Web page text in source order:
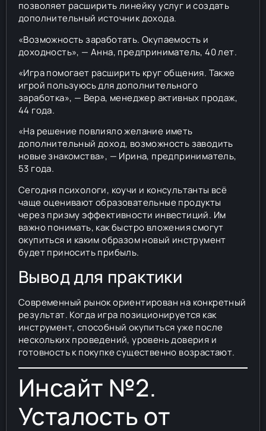
позволяет расширить линейку услуг и создать
дополнительный источник дохода.
«Возможность заработать. Окупаемость и
доходность», — Анна, предприниматель, 40 лет.
«Игра помогает расширить круг общения. Также
игрой пользуюсь для дополнительного
заработка», — Вера, менеджер активных продаж,
44 года.
«На решение повлияло желание иметь
дополнительный доход, возможность заводить
новые знакомства», — Ирина, предприниматель,
53 года.
Сегодня психологи, коучи и консультанты всё
чаще оценивают образовательные продукты
через призму эффективности инвестиций. Им
важно понимать, как быстро вложения смогут
окупиться и каким образом новый инструмент
будет приносить прибыль.
Вывод для практики
Современный рынок ориентирован на конкретный
результат. Когда игра позиционируется как
инструмент, способный окупиться уже после
нескольких проведений, уровень доверия и
готовность к покупке существенно возрастают.
Инсайт №2.
Усталость от